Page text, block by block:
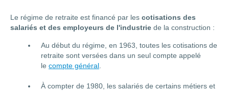
Le régime de retraite est financé par les cotisations des
salariés et des employeurs de l'industrie de la construction :
Au début du régime, en 1963, toutes les cotisations de
retraite sont versées dans un seul compte appelé
le compte général
À compter de 1980, les salariés de certains métiers et